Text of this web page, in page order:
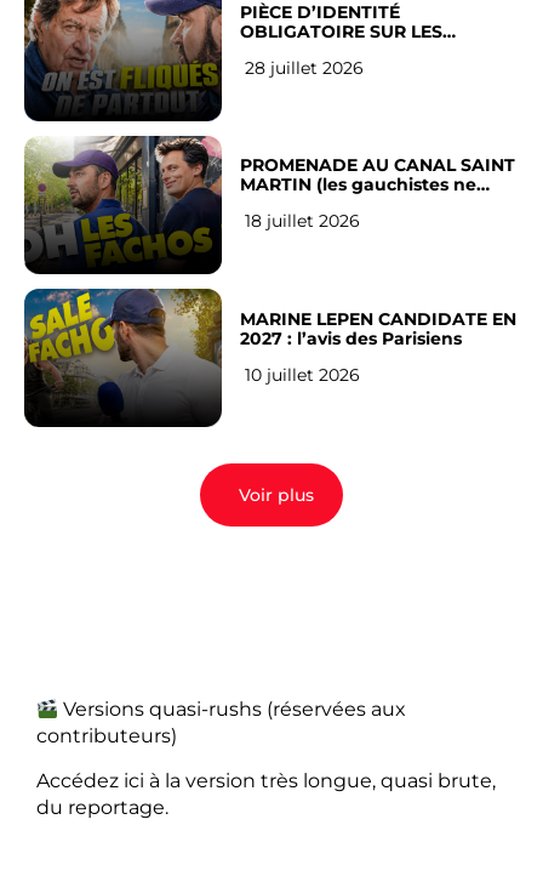
PIÈCE D’IDENTITÉ
OBLIGATOIRE SUR LES
Français
28 juillet 2026
PROMENADE AU CANAL SAINT
MARTIN (les gauchistes ne
18 juillet 2026
MARINE LEPEN CANDIDATE EN
2027 : l’avis des Parisiens
10 juillet 2026
Voir plus
Versions quasi-rushs (réservées aux
contributeurs)
Accédez ici à la version très longue, quasi brute,
du reportage.